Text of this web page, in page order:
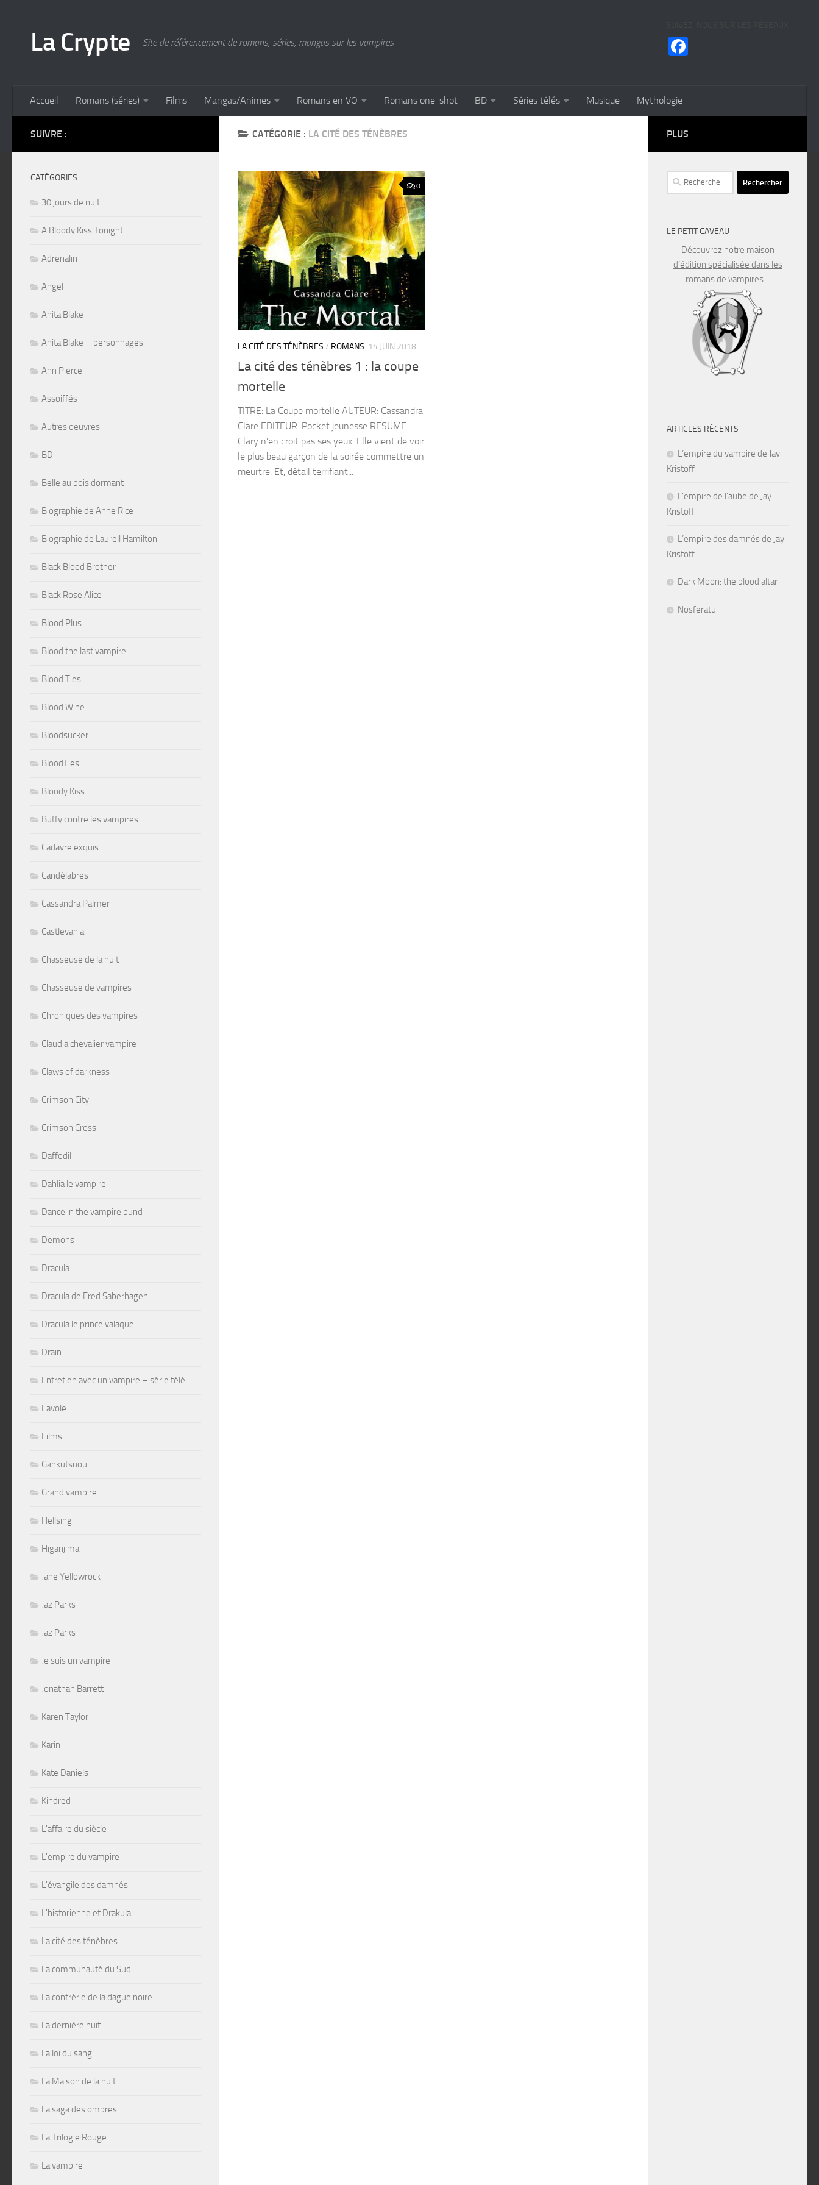
La Crypte Site de référencement de romans, séries, mangas sur les vampires
Accueil Romans (séries) Films Mangas/Animes Romans en VO Romans one-shot BD Séries télés Musique Mythologie
CATÉGORIE : LA CITÉ DES TÉNÈBRES
0
LA CITÉ DES TÉNÈBRES / ROMANS 14 JUIN 2018
La cité des ténèbres 1 : la coupe
mortelle
TITRE: La Coupe mortelle AUTEUR: Cassandra
Clare EDITEUR: Pocket jeunesse RESUME:
Clary n’en croit pas ses yeux. Elle vient de voir
le plus beau garçon de la soirée commettre un
meurtre. Et, détail terrifiant...
SUIVRE :
CATÉGORIES
30 jours de nuit
A Bloody Kiss Tonight
Adrenalin
Angel
Anita Blake
Anita Blake – personnages
Ann Pierce
Assoiffés
Autres oeuvres
BD
Belle au bois dormant
Biographie de Anne Rice
Biographie de Laurell Hamilton
Black Blood Brother
Black Rose Alice
Blood Plus
Blood the last vampire
Blood Ties
Blood Wine
Bloodsucker
BloodTies
Bloody Kiss
Buffy contre les vampires
Cadavre exquis
Candélabres
Cassandra Palmer
Castlevania
Chasseuse de la nuit
Chasseuse de vampires
Chroniques des vampires
Claudia chevalier vampire
Claws of darkness
Crimson City
Crimson Cross
Daffodil
Dahlia le vampire
Dance in the vampire bund
Demons
Dracula
Dracula de Fred Saberhagen
Dracula le prince valaque
Drain
Entretien avec un vampire – série télé
Favole
Films
Gankutsuou
Grand vampire
Hellsing
Higanjima
Jane Yellowrock
Jaz Parks
Jaz Parks
Je suis un vampire
Jonathan Barrett
Karen Taylor
Karin
Kate Daniels
Kindred
L'affaire du siècle
L'empire du vampire
L'évangile des damnés
L'historienne et Drakula
La cité des ténèbres
La communauté du Sud
La confrérie de la dague noire
La dernière nuit
La loi du sang
La Maison de la nuit
La saga des ombres
La Trilogie Rouge
La vampire
PLUS
Rechercher :
LE PETIT CAVEAU
Découvrez notre maison
d’édition spécialisée dans les
romans de vampires…
ARTICLES RÉCENTS
L’empire du vampire de Jay
Kristoff
L’empire de l’aube de Jay
Kristoff
L’empire des damnés de Jay
Kristoff
Dark Moon: the blood altar
Nosferatu